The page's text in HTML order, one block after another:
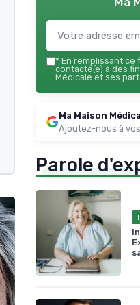
* En remplissant ce
contacté(e) à des
Médicale et ses
Ma Maison
Ajoutez-nous à
Parole